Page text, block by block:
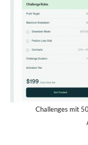
Challenges mit